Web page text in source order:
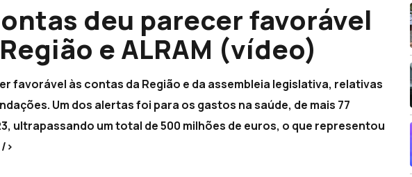
deu parecer favorável
e ALRAM (vídeo)
favorável às contas da Região e da assembleia legislativa, relativas
Um dos alertas foi para os gastos na saúde, de mais 77
ultrapassando um total de 500 milhões de euros, o que representou
>